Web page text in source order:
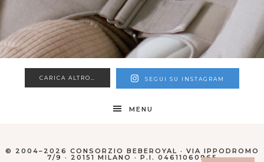
CARICA ALTRO… SEGUI SU INSTAGRAM
MENU
© 2004–2026 CONSORZIO BEBEROYAL · VIA IPPODROMO
7/9 · 20151 MILANO · P.I. 04611060965